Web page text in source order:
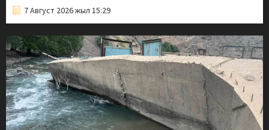
7 Август 2026 жыл 15:29